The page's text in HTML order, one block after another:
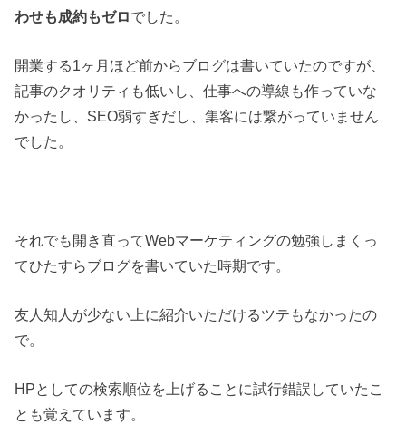
わせも成約もゼロでした。
開業する1ヶ月ほど前からブログは書いていたのですが、
記事のクオリティも低いし、仕事への導線も作っていな
かったし、SEO弱すぎだし、集客には繋がっていません
でした。
それでも開き直ってWebマーケティングの勉強しまくっ
てひたすらブログを書いていた時期です。
友人知人が少ない上に紹介いただけるツテもなかったの
で。
HPとしての検索順位を上げることに試行錯誤していたこ
とも覚えています。